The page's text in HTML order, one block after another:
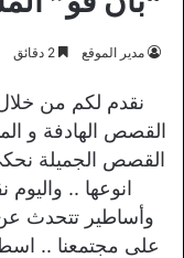
مدير الموقع
نقدم لكم من
القصص الهادفة و
القصص الجميلة
انوعها ..
وأساطير تتحدث
على مجتمعنا ..